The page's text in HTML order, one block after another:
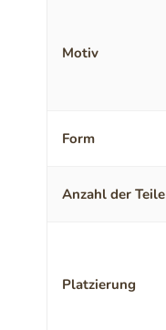
Motiv
Form
Anzahl der Teile
Platzierung